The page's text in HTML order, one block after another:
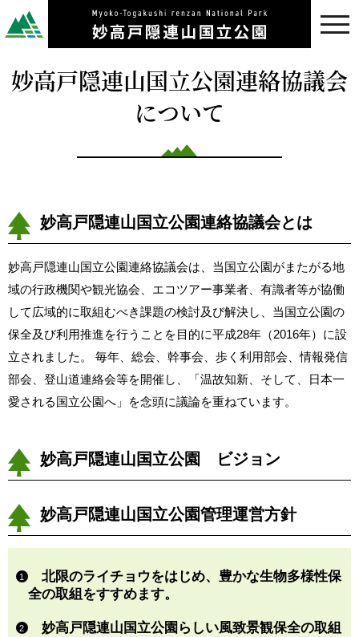
妙高戸隠連山国立公園連絡協議会
について
妙高戸隠連山国立公園連絡協議会とは
妙高戸隠連山国立公園連絡協議会は、当国立公園がまたがる地
域の行政機関や観光協会、エコツアー事業者、有識者等が協働
して広域的に取組むべき課題の検討及び解決し、当国立公園の
保全及び利用推進を行うことを目的に平成28年（2016年）に設
立されました。 毎年、総会、幹事会、歩く利用部会、情報発信
部会、登山道連絡会等を開催し、「温故知新、そして、日本一
愛される国立公園へ」を念頭に議論を重ねています。
妙高戸隠連山国立公園 ビジョン
妙高戸隠連山国立公園管理運営方針
1
北限のライチョウをはじめ、豊かな生物多様性保
全の取組をすすめます。
2
妙高戸隠連山国立公園らしい風致景観保全の取組